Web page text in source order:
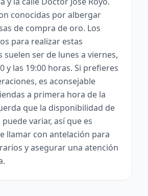
conocidas por albergar
de compra de oro. Los
para realizar estas
suelen ser de lunes a viernes,
y las 19:00 horas. Si prefieres
es aconsejable
a primera hora de la
que la disponibilidad de
variar, así que es
llamar con antelación para
y asegurar una atención